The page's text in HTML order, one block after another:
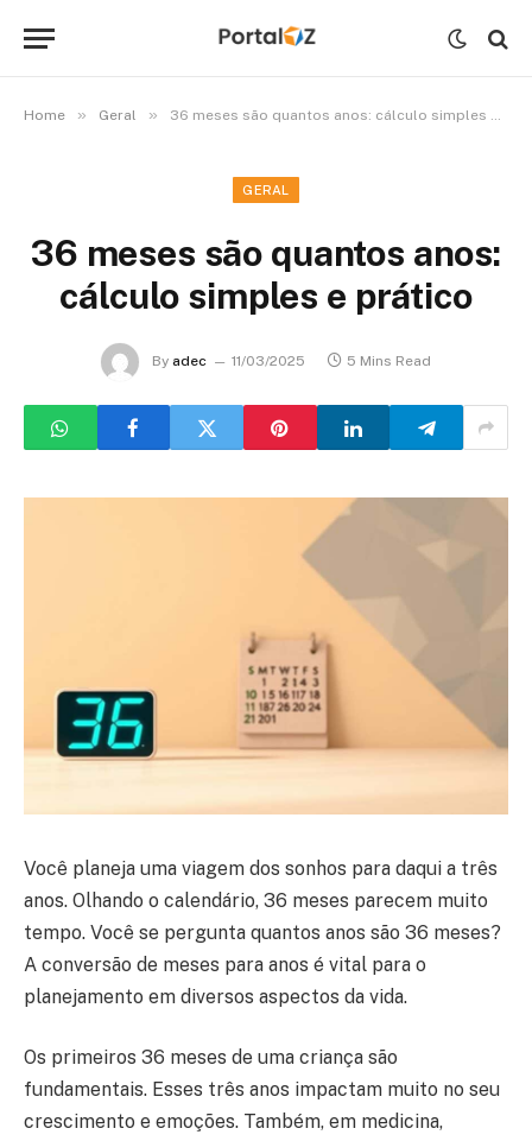
Home » Geral » 36 meses são quantos anos: cálculo simples e prático
GERAL
36 meses são quantos anos:
cálculo simples e prático
By adec 11/03/2025 5 Mins Read
Você planeja uma viagem dos sonhos para daqui a três
anos. Olhando o calendário, 36 meses parecem muito
tempo. Você se pergunta quantos anos são 36 meses?
A conversão de meses para anos é vital para o
planejamento em diversos aspectos da vida.
Os primeiros 36 meses de uma criança são
fundamentais. Esses três anos impactam muito no seu
crescimento e emoções. Também, em medicina,